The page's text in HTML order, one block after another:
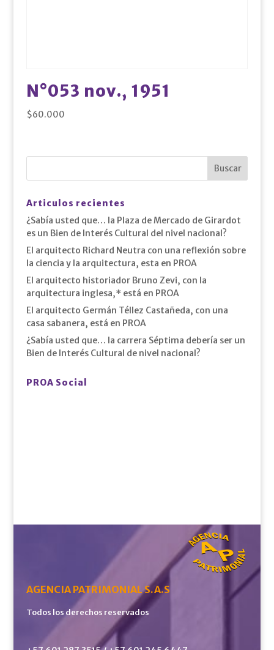
N°053 nov., 1951
$60.000
Articulos recientes
¿Sabía usted que… la Plaza de Mercado de Girardot
es un Bien de Interés Cultural del nivel nacional?
El arquitecto Richard Neutra con una reflexión sobre
la ciencia y la arquitectura, esta en PROA
El arquitecto historiador Bruno Zevi, con la
arquitectura inglesa,* está en PROA
El arquitecto Germán Téllez Castañeda, con una
casa sabanera, está en PROA
¿Sabía usted que… la carrera Séptima debería ser un
Bien de Interés Cultural de nivel nacional?
PROA Social
AGENCIA PATRIMONIAL S.A.S
Todos los derechos reservados